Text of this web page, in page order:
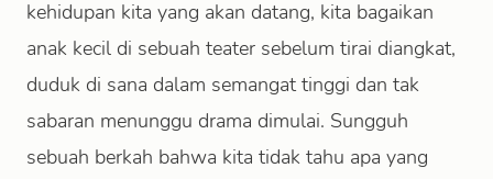
kehidupan kita yang akan datang, kita bagaikan
anak kecil di sebuah teater sebelum tirai diangkat,
duduk di sana dalam semangat tinggi dan tak
sabaran menunggu drama dimulai. Sungguh
sebuah berkah bahwa kita tidak tahu apa yang